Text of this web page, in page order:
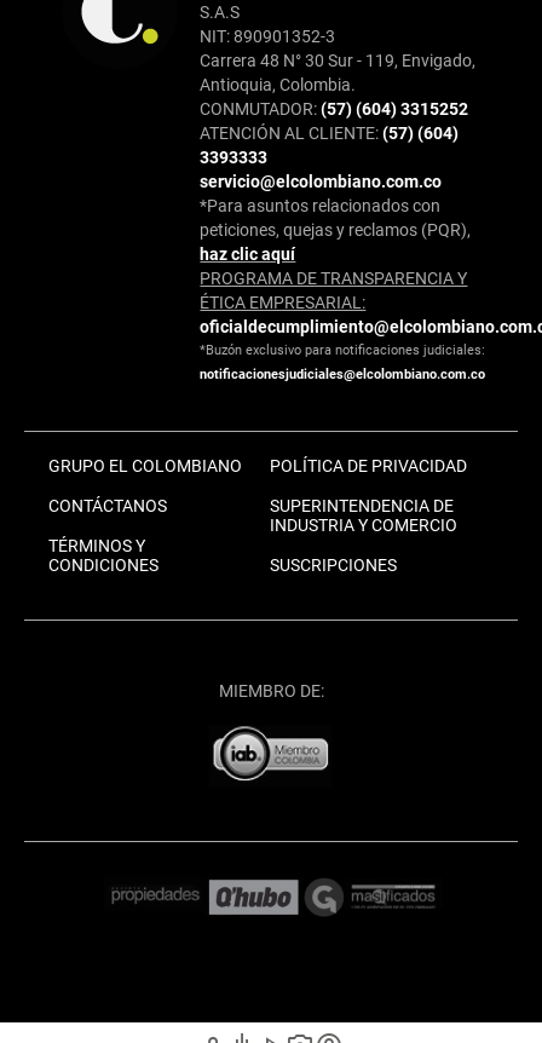
S.A.S
NIT: 890901352-3
Carrera 48 N° 30 Sur - 119, Envigado,
Antioquia, Colombia.
CONMUTADOR:(57) (604) 3315252
ATENCIÓN AL CLIENTE:(57) (604)
3393333
servicio@elcolombiano.com.co
*Para asuntos relacionados con
peticiones, quejas y reclamos (PQR),
haz clic aquí
PROGRAMA DE TRANSPARENCIA Y
ÉTICA EMPRESARIAL:
*Buzón exclusivo para notificaciones judiciales:
notificacionesjudiciales@elcolombiano.com.co
GRUPO EL COLOMBIANO
CONTÁCTANOS
TÉRMINOS Y
CONDICIONES
POLÍTICA DE PRIVACIDAD
SUPERINTENDENCIA DE
INDUSTRIA Y COMERCIO
SUSCRIPCIONES
MIEMBRO DE: